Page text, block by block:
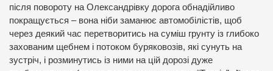
після повороту на Олександрівку дорога обнадійливо
покращується – вона ніби заманює автомобілістів, щоб
через деякий час перетворитись на суміш грунту із глибоко
захованим щебнем і потоком буряковозів, які сунуть на
зустріч, і розминутись із ними на цій дорозі дуже